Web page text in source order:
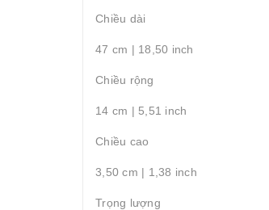
Chiều dài
47 cm | 18,50 inch
Chiều rộng
14 cm | 5,51 inch
Chiều cao
3,50 cm | 1,38 inch
Trọng lượng